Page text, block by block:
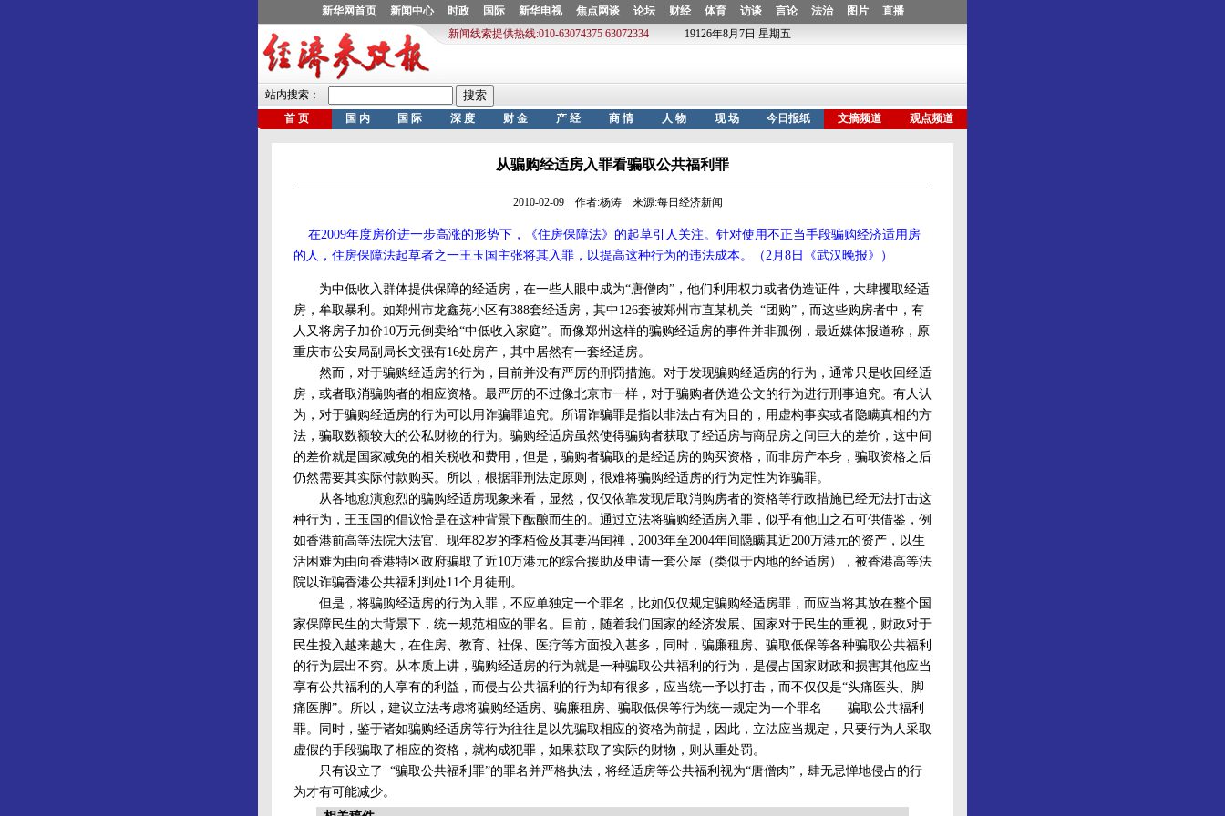
从骗购经适房入罪看骗取公共福利罪
2010-02-09 作者:杨涛 来源:每日经济新闻
在2009年度房价进一步高涨的形势下，《住房保障法》的起草引人关注。针对使用不正当手段骗购经济适用房
的人，住房保障法起草者之一王玉国主张将其入罪，以提高这种行为的违法成本。（2月8日《武汉晚报》）
为中低收入群体提供保障的经适房，在一些人眼中成为“唐僧肉”，他们利用权力或者伪造证件，大肆攫取经适
房，牟取暴利。如郑州市龙鑫苑小区有388套经适房，其中126套被郑州市直某机关 “团购”，而这些购房者中，有
人又将房子加价10万元倒卖给“中低收入家庭”。而像郑州这样的骗购经适房的事件并非孤例，最近媒体报道称，原
重庆市公安局副局长文强有16处房产，其中居然有一套经适房。
然而，对于骗购经适房的行为，目前并没有严厉的刑罚措施。对于发现骗购经适房的行为，通常只是收回经适
房，或者取消骗购者的相应资格。最严厉的不过像北京市一样，对于骗购者伪造公文的行为进行刑事追究。有人认
为，对于骗购经适房的行为可以用诈骗罪追究。所谓诈骗罪是指以非法占有为目的，用虚构事实或者隐瞒真相的方
法，骗取数额较大的公私财物的行为。骗购经适房虽然使得骗购者获取了经适房与商品房之间巨大的差价，这中间
的差价就是国家减免的相关税收和费用，但是，骗购者骗取的是经适房的购买资格，而非房产本身，骗取资格之后
仍然需要其实际付款购买。所以，根据罪刑法定原则，很难将骗购经适房的行为定性为诈骗罪。
从各地愈演愈烈的骗购经适房现象来看，显然，仅仅依靠发现后取消购房者的资格等行政措施已经无法打击这
种行为，王玉国的倡议恰是在这种背景下酝酿而生的。通过立法将骗购经适房入罪，似乎有他山之石可供借鉴，例
如香港前高等法院大法官、现年82岁的李栢俭及其妻冯闰禅，2003年至2004年间隐瞒其近200万港元的资产，以生
活困难为由向香港特区政府骗取了近10万港元的综合援助及申请一套公屋（类似于内地的经适房），被香港高等法
院以诈骗香港公共福利判处11个月徒刑。
但是，将骗购经适房的行为入罪，不应单独定一个罪名，比如仅仅规定骗购经适房罪，而应当将其放在整个国
家保障民生的大背景下，统一规范相应的罪名。目前，随着我们国家的经济发展、国家对于民生的重视，财政对于
民生投入越来越大，在住房、教育、社保、医疗等方面投入甚多，同时，骗廉租房、骗取低保等各种骗取公共福利
的行为层出不穷。从本质上讲，骗购经适房的行为就是一种骗取公共福利的行为，是侵占国家财政和损害其他应当
享有公共福利的人享有的利益，而侵占公共福利的行为却有很多，应当统一予以打击，而不仅仅是“头痛医头、脚
痛医脚”。所以，建议立法考虑将骗购经适房、骗廉租房、骗取低保等行为统一规定为一个罪名——骗取公共福利
罪。同时，鉴于诸如骗购经适房等行为往往是以先骗取相应的资格为前提，因此，立法应当规定，只要行为人采取
虚假的手段骗取了相应的资格，就构成犯罪，如果获取了实际的财物，则从重处罚。
只有设立了 “骗取公共福利罪”的罪名并严格执法，将经适房等公共福利视为“唐僧肉”，肆无忌惮地侵占的行
为才有可能减少。